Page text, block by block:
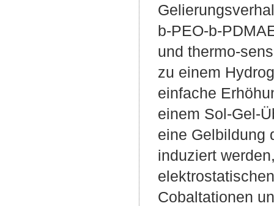
b-PEO-b-
und thermo-
zu einem
einfache
einem Sol-Gel-
eine Gelbildung
induziert
Cobaltationen